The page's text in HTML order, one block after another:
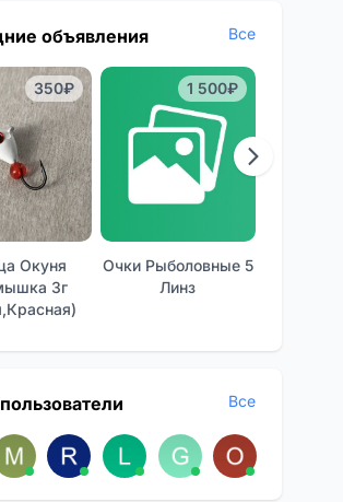
объявления Все
350₽
Окуня
3г
1 500₽
Очки Рыболовные 5
Линз
Все